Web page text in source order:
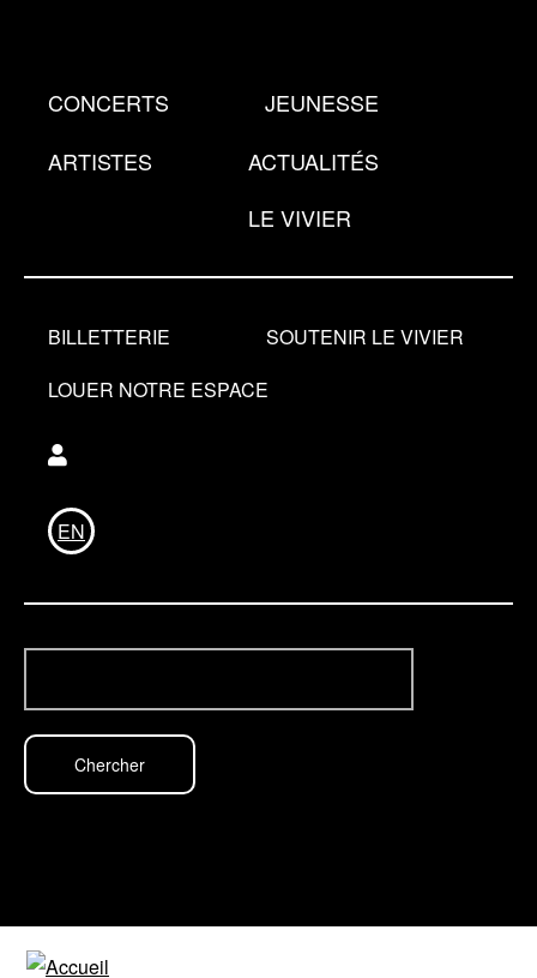
principalCONCERTS
JEUNESSE
ARTISTES
ACTUALITÉS
LE VIVIER
BILLETTERIE
SOUTENIR LE VIVIER
LOUER NOTRE ESPACE
EN